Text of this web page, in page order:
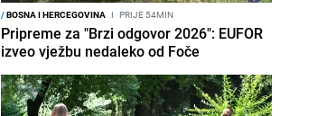
/BOSNA I HERCEGOVINA I PRIJE 54MIN
Pripreme za "Brzi odgovor 2026": EUFOR
izveo vježbu nedaleko od Foče